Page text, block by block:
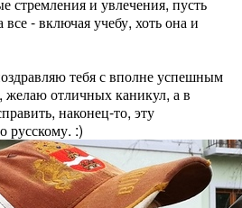
- включая учебу, хоть она и
тебя с вполне успешным
желаю отличных каникул, а в
наконец-то, эту
русскому. :)